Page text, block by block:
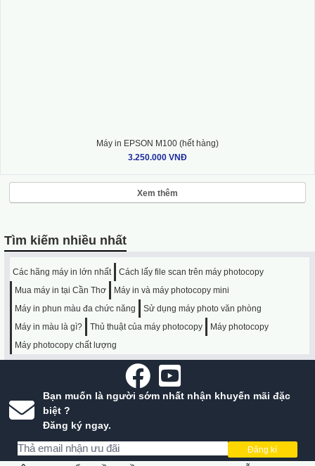
Máy in EPSON M100 (hết hàng)
3.250.000 VNĐ
Xem thêm
Tìm kiếm nhiều nhất
Các hãng máy in lớn nhất
Cách lấy file scan trên máy photocopy
Mua máy in tại Cần Thơ
Máy in và máy photocopy mini
Máy in phun màu đa chức năng
Sử dụng máy photo văn phòng
Máy in màu là gì?
Thủ thuật của máy photocopy
Máy photocopy
Máy photocopy chất lượng
Bạn muốn là người sớm nhất nhận khuyến mãi đặc
biệt ?
Đăng ký ngay.
Đăng kí